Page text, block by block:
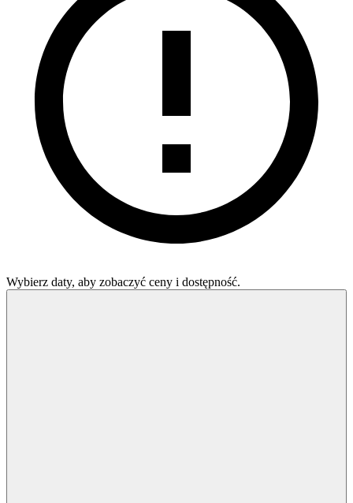
Wybierz daty, aby zobaczyć ceny i dostępność.